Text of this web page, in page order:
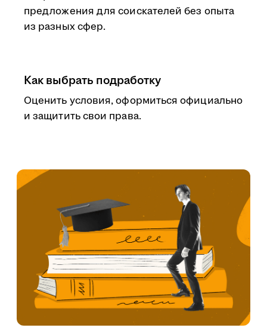
предложения для соискателей без опыта
из разных сфер.
Как выбрать подработку
Оценить условия, оформиться официально
и защитить свои права.